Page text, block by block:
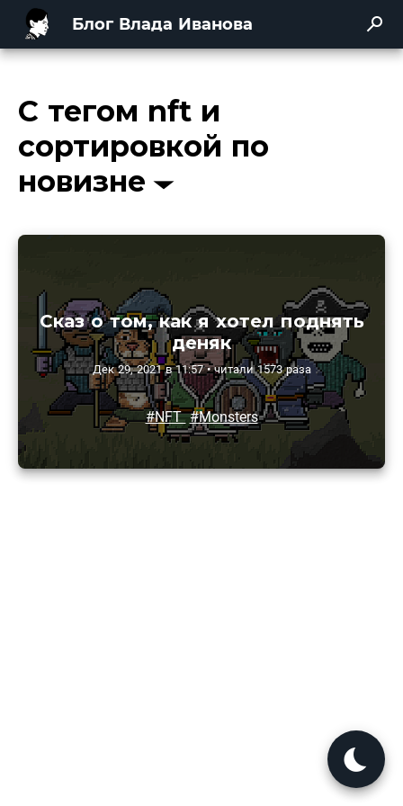
Блог Влада Иванова
С тегом nft и
сортировкой по
новизне
Сказ о том, как я хотел поднять
деняк
Дек 29, 2021 в 11:57 • читали 1573 раза
#NFT #Monsters